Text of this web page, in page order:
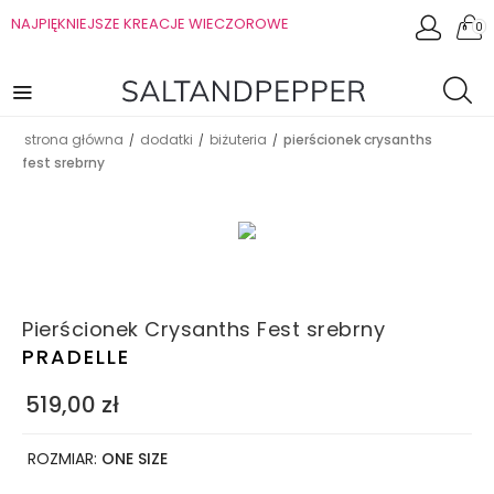
NAJPIĘKNIEJSZE KREACJE WIECZOROWE 0
strona główna / dodatki / biżuteria / pierścionek crysanths
fest srebrny
Pierścionek Crysanths Fest srebrny
PRADELLE
519,00 zł
ROZMIAR: ONE SIZE